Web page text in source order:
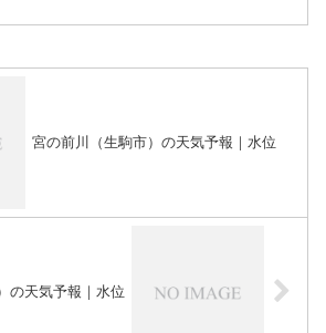
宮の前川（生駒市）の天気予報｜水位
の天気予報｜水位